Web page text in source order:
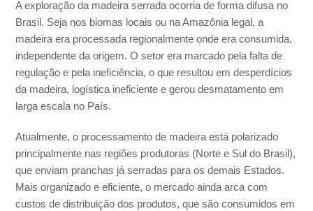
A exploração da madeira serrada ocorria de forma difusa no
Brasil. Seja nos biomas locais ou na Amazônia legal, a
madeira era processada regionalmente onde era consumida,
independente da origem. O setor era marcado pela falta de
regulação e pela ineficiência, o que resultou em desperdícios
da madeira, logística ineficiente e gerou desmatamento em
larga escala no País.
Atualmente, o processamento de madeira está polarizado
principalmente nas regiões produtoras (Norte e Sul do Brasil),
que enviam pranchas já serradas para os demais Estados.
Mais organizado e eficiente, o mercado ainda arca com
custos de distribuição dos produtos, que são consumidos em